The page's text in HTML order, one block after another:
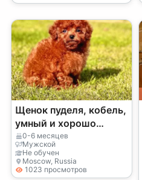
Щенок пуделя, кобель,
умный и хорошо
социализированный
0-6 месяцев
Мужской
Не обучен
Moscow, Russia
1023 просмотров